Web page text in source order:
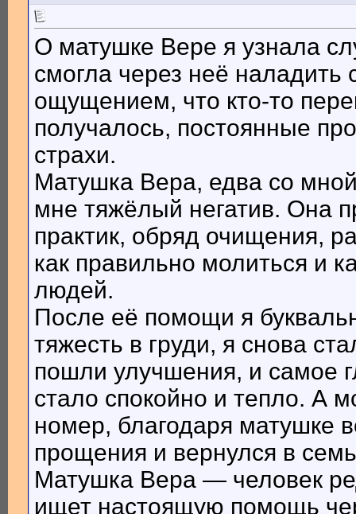
О матушке Вере я узнала
смогла через неё
ощущением, что кто-то
получалось, постоянные
страхи.
Матушка Вера, едва со
мне тяжёлый негатив. Она
практик, обряд очищения,
как правильно молиться и
людей.
После её помощи я
тяжесть в груди, я снова
пошли улучшения, и самое
стало спокойно и тепло. А
номер, благодаря матушке
прощения и вернулся в
Матушка Вера — человек
ищет настоящую помощь